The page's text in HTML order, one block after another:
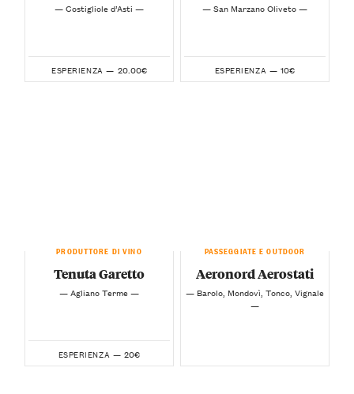
— Costigliole d’Asti —
ESPERIENZA — 20.00€
— San Marzano Oliveto —
ESPERIENZA — 10€
PRODUTTORE DI VINO
Tenuta Garetto
— Agliano Terme —
ESPERIENZA — 20€
PASSEGGIATE E OUTDOOR
Aeronord Aerostati
— Barolo, Mondovì, Tonco, Vignale
—